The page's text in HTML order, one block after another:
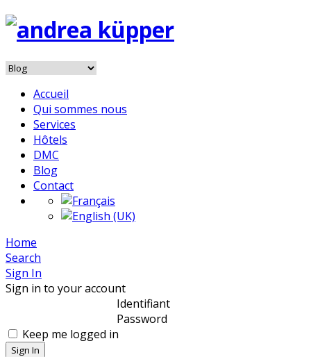
Accueil
Qui sommes nous
Services
Hôtels
DMC
Blog
Contact
Home
Search
Sign In
Sign in to your account
Identifiant
Password
Keep me logged in
Sign In